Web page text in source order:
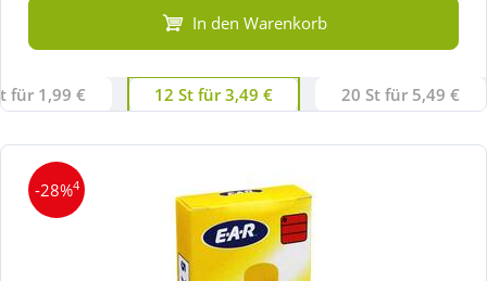
In den Warenkorb
für 1,99 € 12 St für 3,49 € 20 St für 5,49 €
-28%4